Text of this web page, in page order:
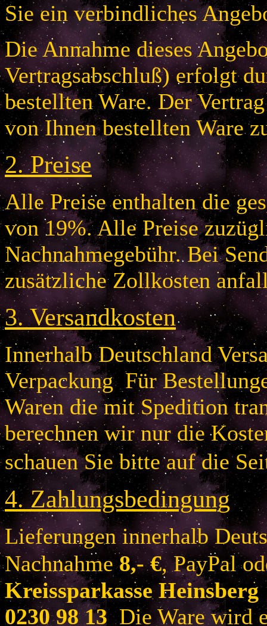
Sie ein verbindliches
Die Annahme dieses
Vertragsabschluß) erfolgt
bestellten Ware. Der
von Ihnen bestellten Ware
2.Preise
Alle Preise enthalten die
von 19%. Alle Preise
Nachnahmegebühr. Bei
zusätzliche Zollkosten
3.Versandkosten
Innerhalb Deutschland
Verpackung Für
Waren die mit Spedition
berechnen wir nur die
schauen Sie bitte auf die
4.Zahlungsbedingung
Lieferungen innerhalb
Nachnahme 8,- €, PayPal
Kreissparkasse
0230 98 13Die Ware wird